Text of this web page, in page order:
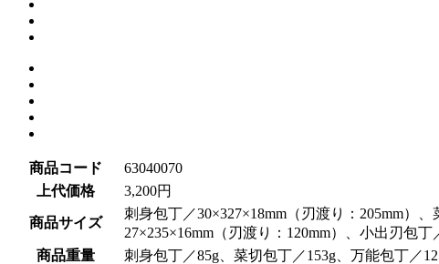
商品コード
63040070
上代価格
3,200円
商品サイズ
刺身包丁／30×327×18mm（刃渡り：205mm）
27×235×16mm（刃渡り：120mm）、小出刃包丁
商品重量
刺身包丁／85g、菜切包丁／153g、万能包丁／